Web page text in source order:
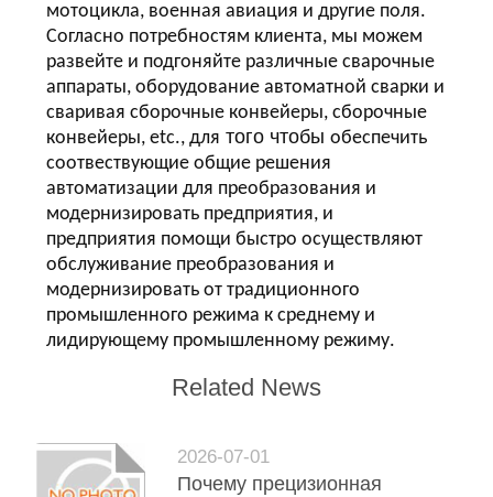
мотоцикла, военная авиация и другие поля.
Согласно потребностям клиента, мы можем
развейте и подгоняйте различные сварочные
аппараты, оборудование автоматной сварки и
сваривая сборочные конвейеры, сборочные
конвейеры, etc., для того чтобы обеспечить
соотвествующие общие решения
автоматизации для преобразования и
модернизировать предприятия, и
предприятия помощи быстро осуществляют
обслуживание преобразования и
модернизировать от традиционного
промышленного режима к среднему и
лидирующему промышленному режиму.
Related News
2026-07-01
Почему прецизионная